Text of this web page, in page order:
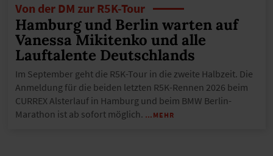
Von der DM zur R5K-Tour
Hamburg und Berlin warten auf
Vanessa Mikitenko und alle
Lauftalente Deutschlands
Im September geht die R5K-Tour in die zweite Halbzeit. Die
Anmeldung für die beiden letzten R5K-Rennen 2026 beim
CURREX Alsterlauf in Hamburg und beim BMW Berlin-
Marathon ist ab sofort möglich. …MEHR